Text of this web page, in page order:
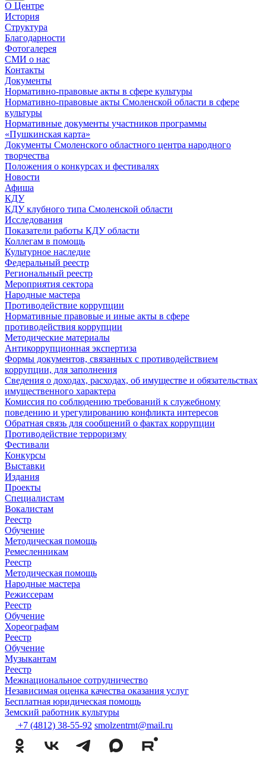
О Центре
История
Структура
Благодарности
Фотогалерея
СМИ о нас
Контакты
Документы
Нормативно-правовые акты в сфере культуры
Нормативно-правовые акты Смоленской области в сфере
культуры
Нормативные документы участников программы
«Пушкинская карта»
Документы Смоленского областного центра народного
творчества
Положения о конкурсах и фестивалях
Новости
Афиша
КДУ
КДУ клубного типа Смоленской области
Исследования
Показатели работы КДУ области
Коллегам в помощь
Культурное наследие
Федеральный реестр
Региональный реестр
Мероприятия сектора
Народные мастера
Противодействие коррупции
Нормативные правовые и иные акты в сфере
противодействия коррупции
Методические материалы
Антикоррупционная экспертиза
Формы документов, связанных с противодействием
коррупции, для заполнения
Сведения о доходах, расходах, об имуществе и обязательствах
имущественного характера
Комиссия по соблюдению требований к служебному
поведению и урегулированию конфликта интересов
Обратная связь для сообщений о фактах коррупции
Противодействие терроризму
Фестивали
Конкурсы
Выставки
Издания
Проекты
Специалистам
Вокалистам
Реестр
Обучение
Методическая помощь
Ремесленникам
Реестр
Методическая помощь
Народные мастера
Режиссерам
Реестр
Обучение
Хореографам
Реестр
Обучение
Музыкантам
Реестр
Межнациональное сотрудничество
Независимая оценка качества оказания услуг
Бесплатная юридическая помощь
Земский работник культуры
+7 (4812) 38-55-92 smolzentrnt@mail.ru